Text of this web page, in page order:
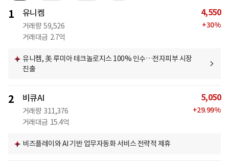
1 유니켐
거래량 59,526
거래대금 2.7억
4,550
+30%
유니켐, 美 루미아 테크놀로지스 100% 인수…전자피부 시장
진출
2 비큐AI
거래량 311,376
거래대금 15.4억
5,050
+29.99%
비즈플레이와 AI 기반 업무자동화 서비스 전략적 제휴